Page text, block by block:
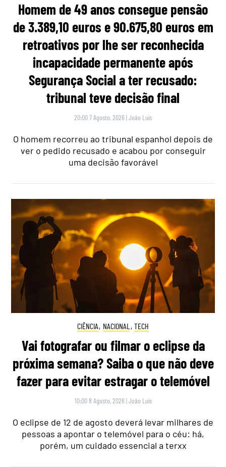
Homem de 49 anos consegue pensão
de 3.389,10 euros e 90.675,80 euros em
retroativos por lhe ser reconhecida
incapacidade permanente após
Segurança Social a ter recusado:
tribunal teve decisão final
20:00 7 Agosto, 2026 |João Luís
O homem recorreu ao tribunal espanhol depois de
ver o pedido recusado e acabou por conseguir
uma decisão favorável
CIÊNCIA, NACIONAL , TECH
Vai fotografar ou filmar o eclipse da
próxima semana? Saiba o que não deve
fazer para evitar estragar o telemóvel
10:00 8 Agosto, 2026 |João Luís
O eclipse de 12 de agosto deverá levar milhares de
pessoas a apontar o telemóvel para o céu: há,
porém, um cuidado essencial a terxx